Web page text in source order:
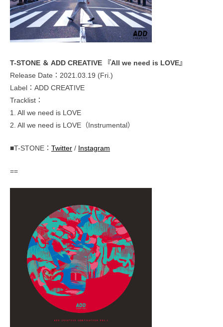
T-STONE ＆ ADD CREATIVE 『All we need is LOVE』
Release Date：2021.03.19 (Fri.)
Label：ADD CREATIVE
Tracklist：
1. All we need is LOVE
2. All we need is LOVE（Instrumental）
■T-STONE： Twitter / Instagram
==